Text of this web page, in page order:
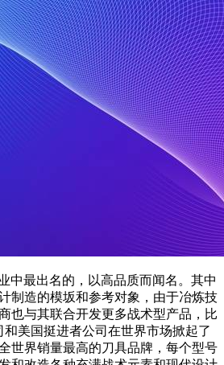
中最出名的，以高品质而闻名。其中
制造的模坂和参考对象，由于冶炼技
也与其联合开发更多战术型产品，比
和美国挺进者公司在世界市场掀起了
世界销量最高的刀具品牌，每个型号